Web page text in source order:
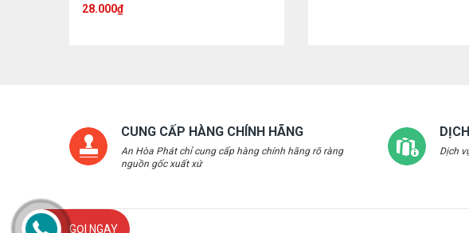
28.000₫
CUNG CẤP HÀNG CHÍNH HÃNG
An Hòa Phát chỉ cung cấp hàng chính hãng rõ ràng
nguồn gốc xuất xứ
Dịch
GỌI NGAY